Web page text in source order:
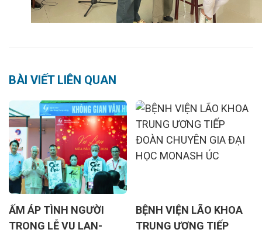
BÀI VIẾT LIÊN QUAN
ẤM ÁP TÌNH NGƯỜI
TRONG LỄ VU LAN-
BỆNH VIỆN LÃO KHOA
TRUNG ƯƠNG TIẾP